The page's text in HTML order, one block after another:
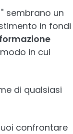
sembrano un
in fondi
in cui
di qualsiasi
confrontare